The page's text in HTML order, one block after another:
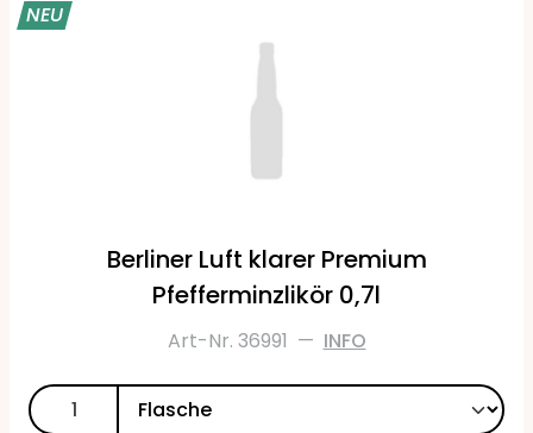
NEU
Berliner Luft klarer Premium
Pfefferminzlikör 0,7l
Art-Nr. 36991 — INFO